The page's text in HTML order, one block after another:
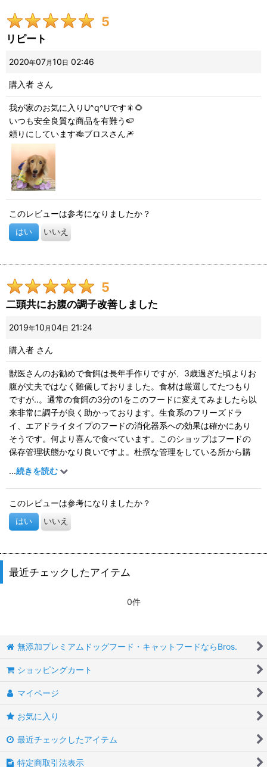
5
リピート
2020年07月 10 日 02:46
購入者 さん
我が家のお気に入りU^q^Uです🎇🌻
いつも安全良質な商品を有難う🍉
頼りにしています🎋ブロスさん🎆
このレビューは参考になりましたか？
はい いいえ
5
二頭共にお腹の調子改善しました
2019年10 月 04日 21:24
購入者 さん
獣医さんのお勧めで食餌は長年手作りですが、3歳過ぎた頃よりお
腹が丈夫ではなく難儀しておりました。食材は厳選してたつもり
ですが‥。通常の食餌の3分の1をこのフードに変えてみましたら以
来非常に調子が良く助かっております。生食系のフリーズドラ
イ、エアドライタイプのフードの消化器系への効果は確かにあり
そうです。何より喜んで食べています。このショップはフードの
保存管理状態かなり良いですよ。杜撰な管理をしている所から購
入するとすぐ分かりますが、ここのショップはいつもサラサラ新
鮮に感じて気に入っております。
...続きを読む
このレビューは参考になりましたか？
はい いいえ
最近チェックしたアイテム
0件
無添加プレミアムドッグフード・キャットフードならBros.
ショッピングカート
マイページ
お気に入り
最近チェックしたアイテム
特定商取引法表示